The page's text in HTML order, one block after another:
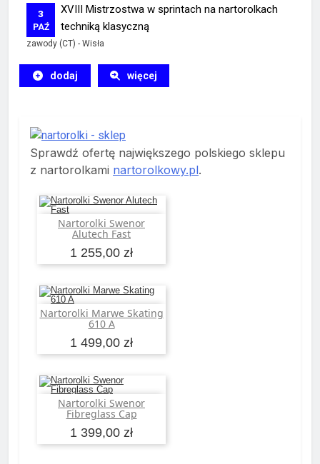
3
PAŹ
XVIII Mistrzostwa w sprintach na nartorolkach
techniką klasyczną
zawody (CT) - Wisła
dodaj więcej
Sprawdź ofertę największego polskiego sklepu
z nartorolkami nartorolkowy.pl.
Nartorolki Swenor
Alutech Fast
1 255,00 zł
Dodaj do koszyka
Nartorolki Marwe Skating
610 A
1 499,00 zł
Dodaj do koszyka
Nartorolki Swenor
Fibreglass Cap
1 399,00 zł
Dodaj do koszyka